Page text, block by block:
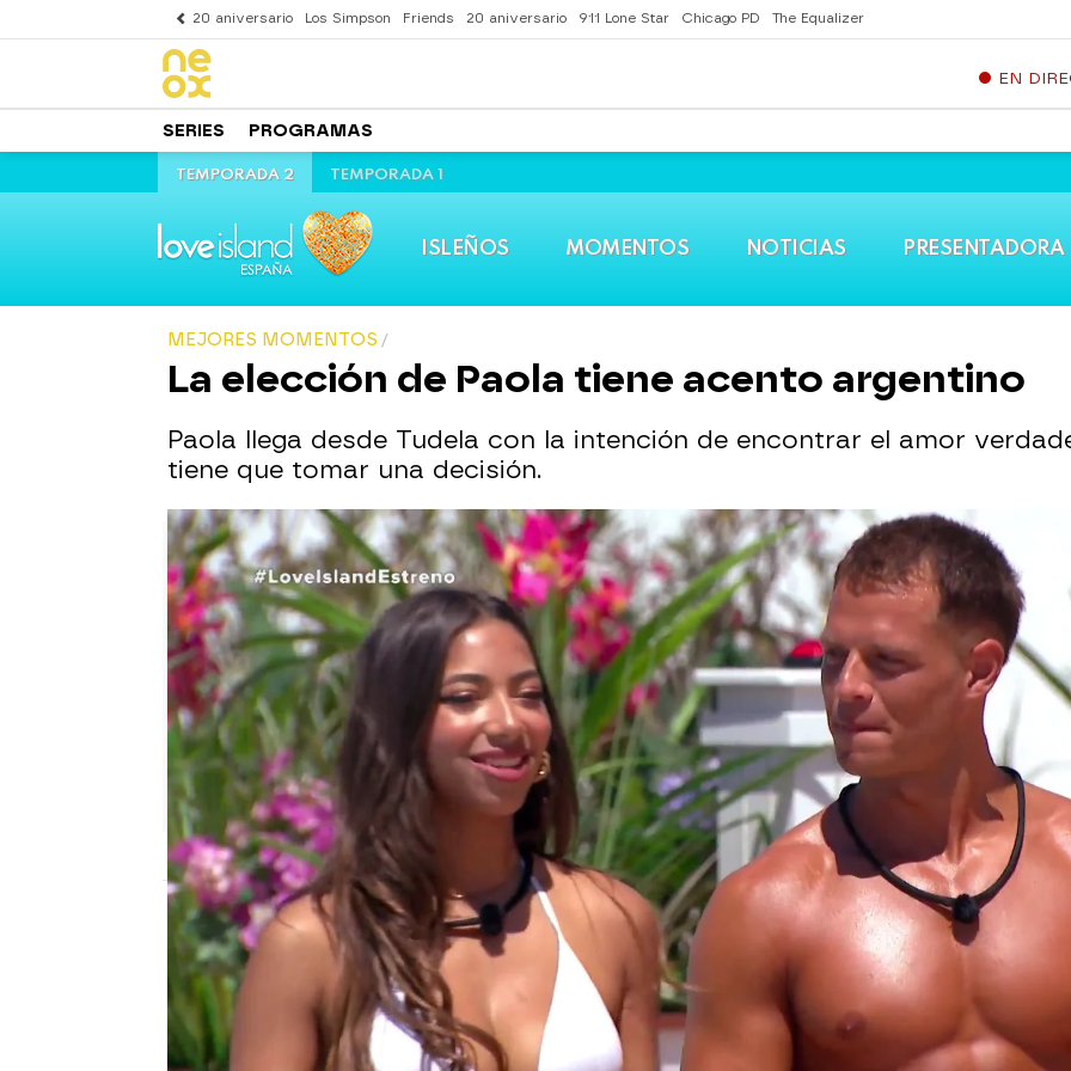
20 aniversario Los Simpson Friends 20 aniversario 911 Lone Star Chicago PD The Equalizer
EN
SERIES PROGRAMAS
TEMPORADA 2 TEMPORADA 1
ISLEÑOS MOMENTOS NOTICIAS PRESENTADORA
MEJORES MOMENTOS
La elección de Paola tiene acento argentino
Paola llega desde Tudela con la intención de encontrar el amor
tiene que tomar una decisión.
neox
Publicado: 22 de mayo de 2022, 22:19
WhatsappFacebook
X
La de Tudela entra con decisión en la villa y, aunque le
confiesa a Cristina Pedroche que está nerviosa, tiene que